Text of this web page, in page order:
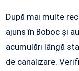
După mai multe
ajuns în Boboc și
acumulări lângă
de canalizare.